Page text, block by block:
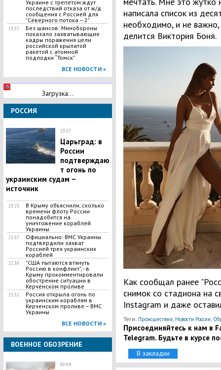
Украине с трепетом ждут
последствий отказа от ж/д
сообщения с Россией для
"Северного потока – 2"
13:22
Без шансов: Минобороны
показало захватывающие
кадры поражения цели
российской крылатой
ракетой с атомной
подлодки “Томск”
ВСЕ НОВОСТИ »
Загрузка...
РОССИЯ
23:57
Царьград: в
России
подтверждаю
т огонь по
украинским судам –
источник
23:23
В Крыму объяснили, сколько
времени флоту России
понадобится на
уничтожение кораблей
Украины
22:37
Официально: ВМС Украины
подтвердили захват
Россией трех украинских
кораблей
22:30
"США пытаются втянуть
Россию в конфликт", - в
Крыму прокомментировали
обострение ситуации в
Керченском проливе
21:52
Россия открыла огонь по
украинским кораблям в
Керченском проливе – ВМС
Украины
ВСЕ НОВОСТИ »
ВОЕННОЕ ОБОЗРЕНИЕ
00:04
написала список из
необходимо, и не
делится Виктория Боня.
Как сообщал ранее
снимок со стадиона на
Instagram и даже
Теги: Происшествия, Новости России,
Присоединяйтесь к нам в
Telegram. Будьте в курсе
В закладки